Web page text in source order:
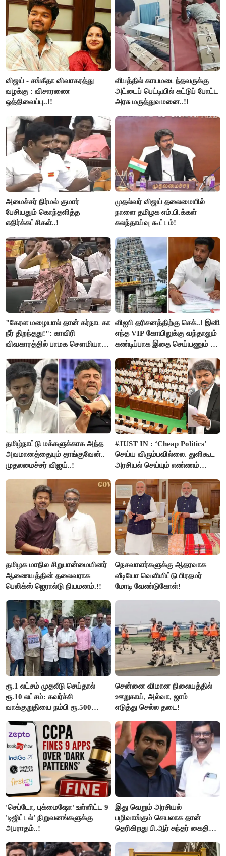
விஜய் - சங்கீதா விவாகரத்து
வழக்கு : விசாரணை
ஒத்திவைப்பு..!!
விபத்தில் காயமடைந்தவருக்கு
அட்டைப் பெட்டியில் கட்டுப் போட்ட
அரசு மருத்துவமனை..!!
அமைச்சர் நிர்மல் குமார்
பேசியதும் கொந்தளித்த
எதிர்க்கட்சிகள்..!
முதல்வர் விஜய் தலைமையில்
நாளை தமிழக எம்.பி.க்கள்
கலந்தாய்வு கூட்டம்!
"கேரள மழையால் தான் கர்நாடகா
நீர் திறந்தது!": காவிரி
விவகாரத்தில் பாமக சௌமியா
விஐபி தரிசனத்திற்கு செக்..! இனி
எந்த VIP கோயிலுக்கு வந்தாலும்
கண்டிப்பாக இதை செய்யணும் -
தமிழ்நாட்டு மக்களுக்காக அந்த
அவமானத்தையும் தாங்குவேன்..
முதலமைச்சர் விஜய்..!
#JUST IN : ‘Cheap Politics’
செய்ய விரும்பவில்லை. துளிகூட
அரசியல் செய்யும் எண்ணம்
விஜய் பதில்!
தமிழக மாநில சிறுபான்மையினர்
ஆணையத்தின் தலைவராக
பெலிக்ஸ் ஜெரால்டு நியமனம்.!!
நெசவாளர்களுக்கு ஆதரவாக
வீடியோ வெளியிட்டு பிரதமர்
மோடி வேண்டுகோள்!
ரூ.1 லட்சம் முதலீடு செய்தால்
ரூ.10 லட்சம்: கவர்ச்சி
வாக்குறுதியை நம்பி ரூ.500
மக்கள்!
சென்னை விமான நிலையத்தில்
ஊறுகாய், அல்வா, ஜாம்
எடுத்து செல்ல தடை!
'செப்டோ, புக்மைஷோ' உள்ளிட்ட 9
'டிஜிட்டல்' நிறுவனங்களுக்கு
அபராதம்..!
இது வெறும் அரசியல்
பழிவாங்கும் செயலாக தான்
தெரிகிறது பி.ஆர் சுந்தர் கைதிற்கு